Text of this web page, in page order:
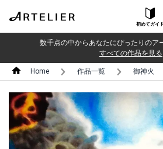
初めてガイ
数千点の中からあなたにぴったりのア
すべての作品を見る
Home 作品一覧 御神火